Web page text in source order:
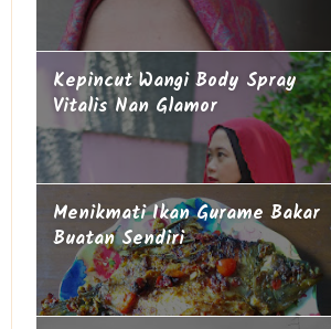
Kepincut Wangi Body Spray
Vitalis Nan Glamor
Menikmati Ikan Gurame Bakar
Buatan Sendiri